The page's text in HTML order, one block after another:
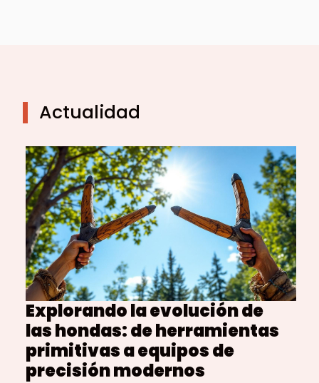
Actualidad
Explorando la evolución de
las hondas: de herramientas
primitivas a equipos de
precisión modernos